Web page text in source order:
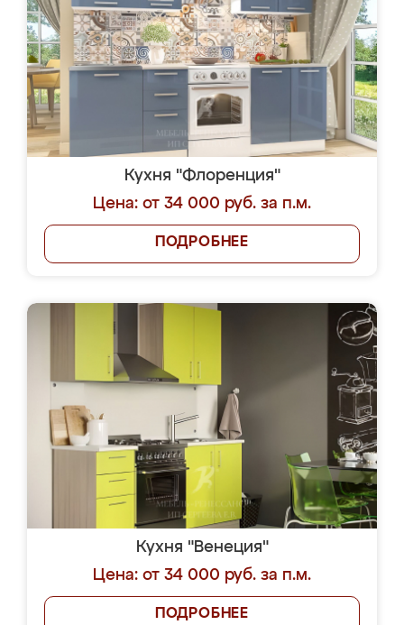
Кухня "Флоренция"
Цена: от 34 000 руб. за п.м.
ПОДРОБНЕЕ
Кухня "Венеция"
Цена: от 34 000 руб. за п.м.
ПОДРОБНЕЕ